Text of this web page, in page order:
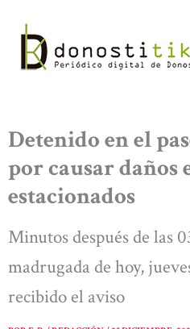
contenido
Detenido en el
por causar daños
estacionados
Minutos después de las
madrugada de hoy,
recibido el aviso